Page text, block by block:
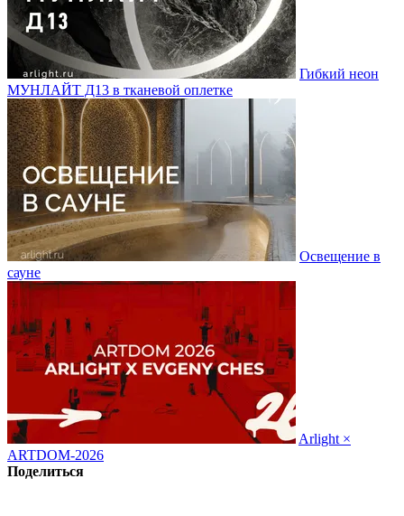
Гибкий неон
МУНЛАЙТ Д13 в тканевой оплетке
Освещение в
сауне
Arlight ×
ARTDOM-2026
Поделиться